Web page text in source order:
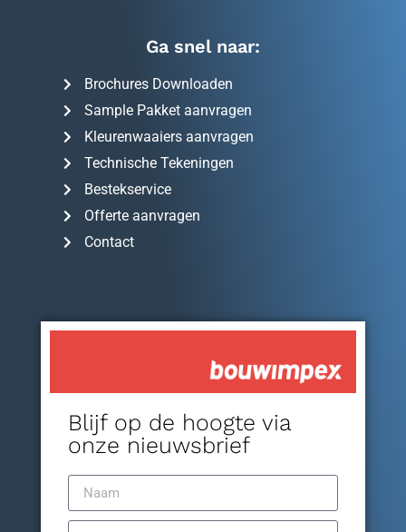
Ga snel naar:
Brochures Downloaden
Sample Pakket aanvragen
Kleurenwaaiers aanvragen
Technische Tekeningen
Bestekservice
Offerte aanvragen
Contact
Blijf op de hoogte via
onze nieuwsbrief